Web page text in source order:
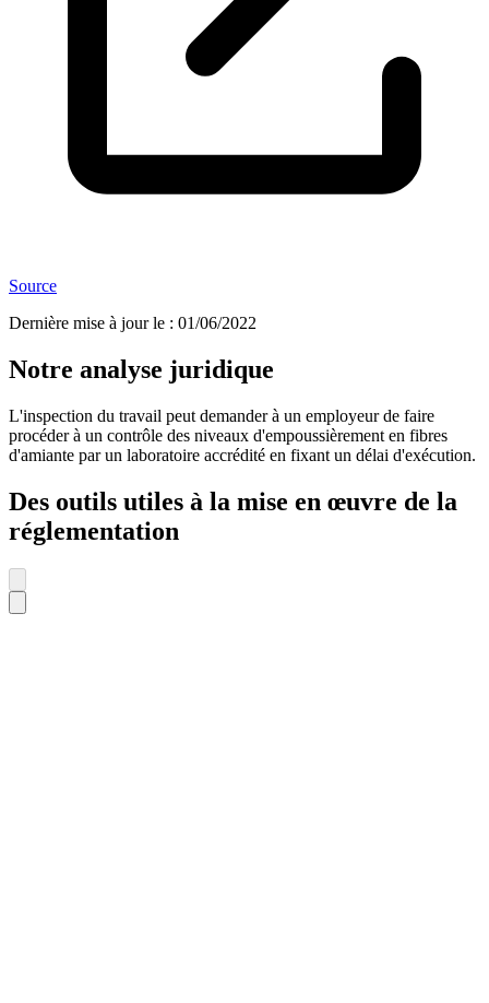
Source
Dernière mise à jour le : 01/06/2022
Notre analyse juridique
L'inspection du travail peut demander à un employeur de faire
procéder à un contrôle des niveaux d'empoussièrement en fibres
d'amiante par un laboratoire accrédité en fixant un délai d'exécution.
Des outils utiles à la mise en œuvre de la
réglementation